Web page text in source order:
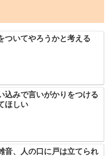
ついてやろうかと考える
込みで言いがかりをつける
ほしい
音、人の口に戸は立てられ